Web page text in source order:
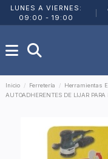
LUNES A VIERNES:
09:00 - 19:00
Inicio Ferretería Herramientas
AUTOADHERENTES DE LIJAR